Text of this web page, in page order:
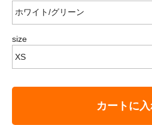
size
カートに